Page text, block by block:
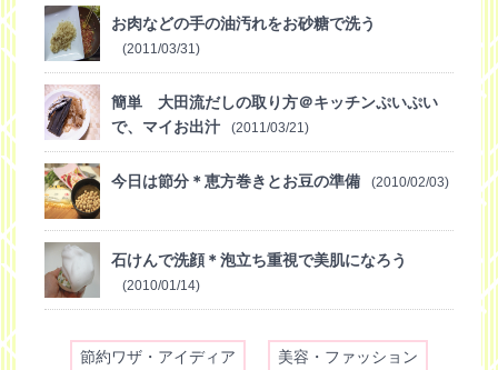
お肉などの手の油汚れをお砂糖で洗う
(2011/03/31)
簡単 大田流だしの取り方＠キッチンぷいぷい
で、マイお出汁
(2011/03/21)
今日は節分＊恵方巻きとお豆の準備 (2010/02/03)
石けんで洗顔＊泡立ち重視で美肌になろう
(2010/01/14)
節約ワザ・アイディア 美容・ファッション